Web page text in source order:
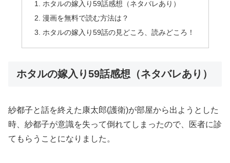
ホタルの嫁入り59話感想（ネタバレあり）
漫画を無料で読む方法は？
ホタルの嫁入り59話の見どころ、読みどころ！
ホタルの嫁入り59話感想（ネタバレあり）
紗都子と話を終えた康太郎(護衛)が部屋から出ようとした
時、紗都子が意識を失って倒れてしまったので、医者に診
てもらうことになりました。